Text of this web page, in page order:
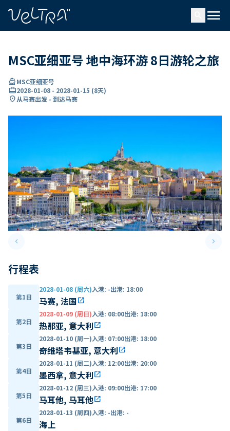
menu
MSC亚细亚号 地中海环游 8日游轮之旅
directions_boatMSC亚细亚号
card_travel2028-01-08 - 2028-01-15 (8天)
location_on从马赛出发 - 到达马赛
keyboard_arrow_leftPrevious slide keyboard_arrow_right
行程表
第1日
2028-01-08 (周六)入港: -出港: 18:00
马赛, 法国open_in_new
第2日
2028-01-09 (周日)入港: 08:00出港: 18:00
热那亚, 意大利open_in_new
第3日
2028-01-10 (周一)入港: 07:00出港: 18:00
奇维塔韦基亚, 意大利open_in_new
第4日
2028-01-11 (周二)入港: 12:00出港: 20:00
墨西拿, 意大利open_in_new
第5日
2028-01-12 (周三)入港: 09:00出港: 17:00
马耳他, 马耳他open_in_new
第6日
2028-01-13 (周四)入港: -出港: -
海上